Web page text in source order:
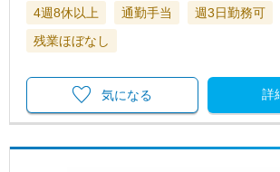
4週8休以上
通勤手当 週3日勤務可
残業ほぼなし
詳
気になる